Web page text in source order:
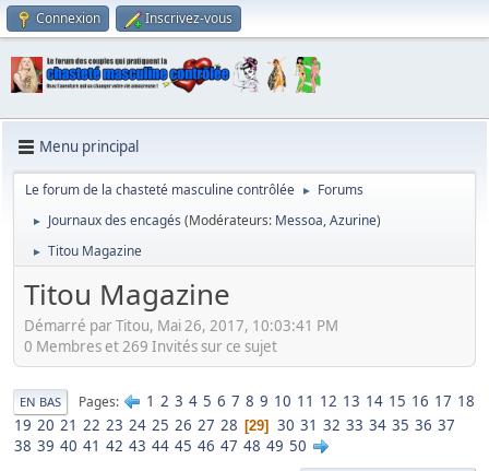
Connexion Inscrivez-vous
Menu principal
Le forum de la chasteté masculine contrôlée ► Forums
► Journaux des encagés (Modérateurs: Messoa,Azurine)
► Titou Magazine
Titou Magazine
Démarré par Titou, Mai 26, 2017, 10:03:41 PM
0 Membres et 269 Invités sur ce sujet
EN BAS Pages 1 2 3 4 5 6 7 8 9 10 11 12 13 14 15 16 17 18
19 20 21 22 23 24 25 26 27 28 29 30 31 32 33 34 35 36 37
38 39 40 41 42 43 44 45 46 47 48 49 50